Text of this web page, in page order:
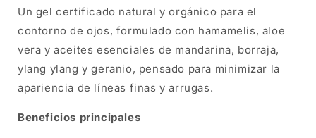
Holistic
Essentials
Holistic
Essentials
Un gel certificado natural y orgánico para el
contorno de ojos, formulado con hamamelis, aloe
vera y aceites esenciales de mandarina, borraja,
ylang ylang y geranio, pensado para minimizar la
apariencia de líneas finas y arrugas.
Beneficios principales